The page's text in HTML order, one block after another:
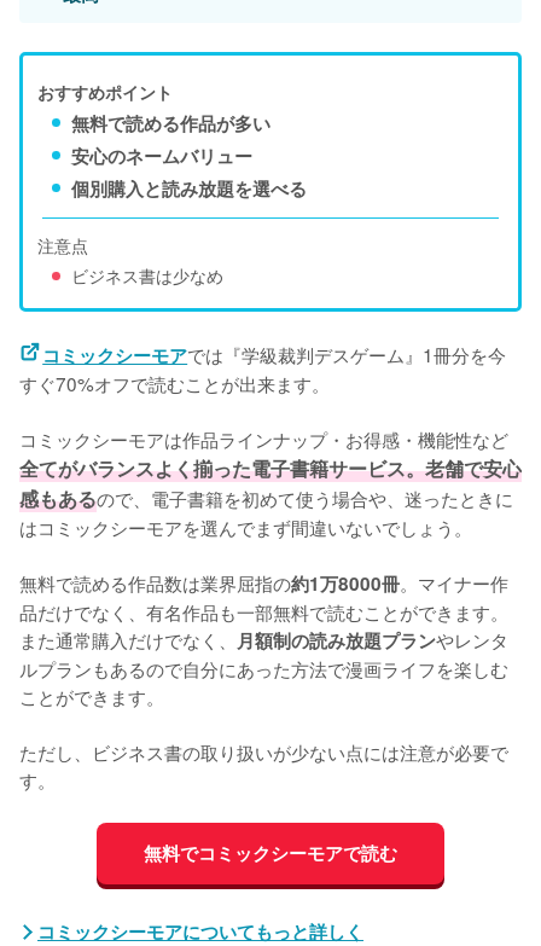
おすすめポイント
無料で読める作品が多い
安心のネームバリュー
個別購入と読み放題を選べる
注意点
ビジネス書は少なめ
コミックシーモアでは『学級裁判デスゲーム』1冊分を今
すぐ70%オフで読むことが出来ます。
コミックシーモアは作品ラインナップ・お得感・機能性など
全てがバランスよく揃った電子書籍サービス。老舗で安心
感もあるので、電子書籍を初めて使う場合や、迷ったときに
はコミックシーモアを選んでまず間違いないでしょう。
無料で読める作品数は業界屈指の約1万8000冊。マイナー作
品だけでなく、有名作品も一部無料で読むことができます。
また通常購入だけでなく、 月額制の読み放題プランやレンタ
ルプランもあるので自分にあった方法で漫画ライフを楽しむ
ことができます。
ただし、ビジネス書の取り扱いが少ない点には注意が必要で
す。
無料でコミックシーモアで読む
コミックシーモアについてもっと詳しく